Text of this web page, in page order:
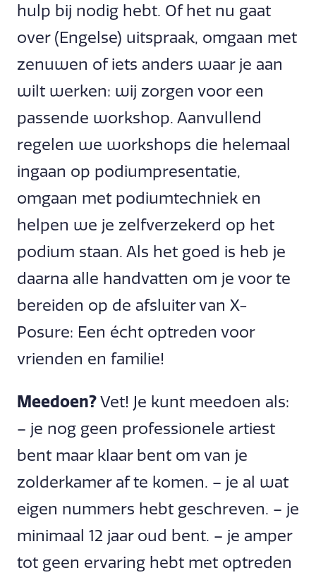
hulp bij nodig hebt. Of het nu gaat
over (Engelse) uitspraak, omgaan met
zenuwen of iets anders waar je aan
wilt werken: wij zorgen voor een
passende workshop. Aanvullend
regelen we workshops die helemaal
ingaan op podiumpresentatie,
omgaan met podiumtechniek en
helpen we je zelfverzekerd op het
podium staan. Als het goed is heb je
daarna alle handvatten om je voor te
bereiden op de afsluiter van X-
Posure: Een écht optreden voor
vrienden en familie!
Meedoen?Vet! Je kunt meedoen als:
– je nog geen professionele artiest
bent maar klaar bent om van je
zolderkamer af te komen. – je al wat
eigen nummers hebt geschreven. – je
minimaal 12 jaar oud bent. – je amper
tot geen ervaring hebt met optreden